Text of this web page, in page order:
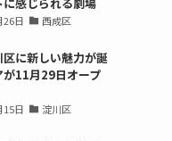
26日 西成区
区に新しい魅力が誕
が11月29日オープ
15日 淀川区